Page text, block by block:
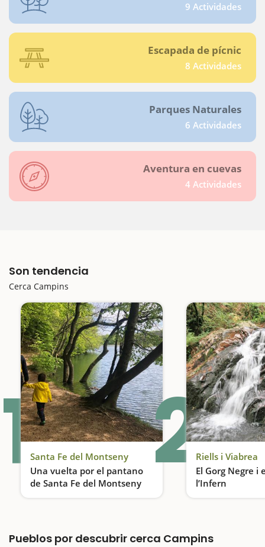
9 Actividades
Escapada de pícnic
8 Actividades
Parques Naturales
6 Actividades
Aventura en cuevas
4 Actividades
Son tendencia
Cerca Campins
1Santa Fe del Montseny
Una vuelta por el pantano
de Santa Fe del Montseny
Una excursión ideal para hacer con niños
2Riells i Viabrea
El Gorg Negre i
l’Infern
Pueblos por descubrir cerca Campins